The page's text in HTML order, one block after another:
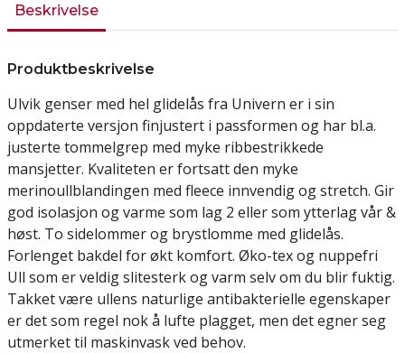
Beskrivelse
Produktbeskrivelse
Ulvik genser med hel glidelås fra Univern er i sin
oppdaterte versjon finjustert i passformen og har bl.a.
justerte tommelgrep med myke ribbestrikkede
mansjetter. Kvaliteten er fortsatt den myke
merinoullblandingen med fleece innvendig og stretch. Gir
god isolasjon og varme som lag 2 eller som ytterlag vår &
høst. To sidelommer og brystlomme med glidelås.
Forlenget bakdel for økt komfort. Øko-tex og nuppefri
Ull som er veldig slitesterk og varm selv om du blir fuktig.
Takket være ullens naturlige antibakterielle egenskaper
er det som regel nok å lufte plagget, men det egner seg
utmerket til maskinvask ved behov.